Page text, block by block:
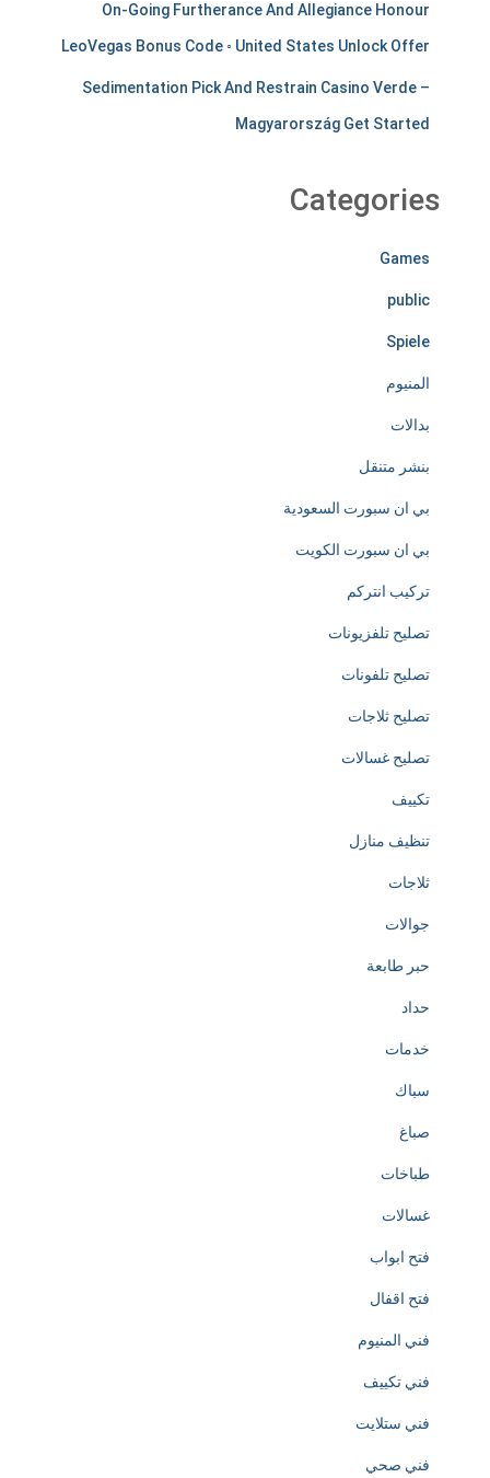
e
s
s
y
d
e
d
c
a
e
d
o
h
e
c
e
a
o
n
o
On-Going Furtherance And Allegiance Honour
LeoVegas Bonus Code ◦ United States Unlock Offer
Sedimentation Pick And Restrain Casino Verde –
Magyarország Get Started
Categories
Games
public
Spiele
المنيوم
بدالات
بنشر متنقل
بي ان سبورت السعودية
بي ان سبورت الكويت
تركيب انتركم
تصليح تلفزيونات
تصليح تلفونات
تصليح ثلاجات
تصليح غسالات
تكييف
تنظيف منازل
ثلاجات
جوالات
حبر طابعة
حداد
خدمات
سباك
صباغ
طباخات
غسالات
فتح ابواب
فتح اقفال
فني المنيوم
فني تكييف
فني ستلايت
فني صحي